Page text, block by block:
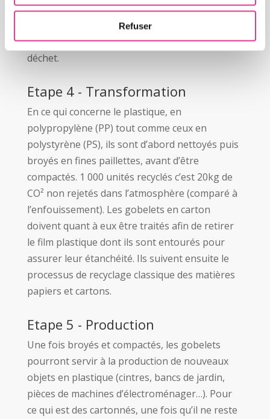
Refuser
compresser le plastique et le carton des
gobelets. Ceci, bien évidemment, en prévision
des étapes suivantes et de la transformation du
déchet.
Etape 4 - Transformation
En ce qui concerne le plastique, en
polypropylène (PP) tout comme ceux en
polystyrène (PS), ils sont d’abord nettoyés puis
broyés en fines paillettes, avant d’être
compactés. 1 000 unités recyclés c’est 20kg de
CO² non rejetés dans l’atmosphère (comparé à
l’enfouissement). Les gobelets en carton
doivent quant à eux être traités afin de retirer
le film plastique dont ils sont entourés pour
assurer leur étanchéité. Ils suivent ensuite le
processus de recyclage classique des matières
papiers et cartons.
Etape 5 - Production
Une fois broyés et compactés, les gobelets
pourront servir à la production de nouveaux
objets en plastique (cintres, bancs de jardin,
pièces de machines d’électroménager…). Pour
ce qui est des cartonnés, une fois qu’il ne reste